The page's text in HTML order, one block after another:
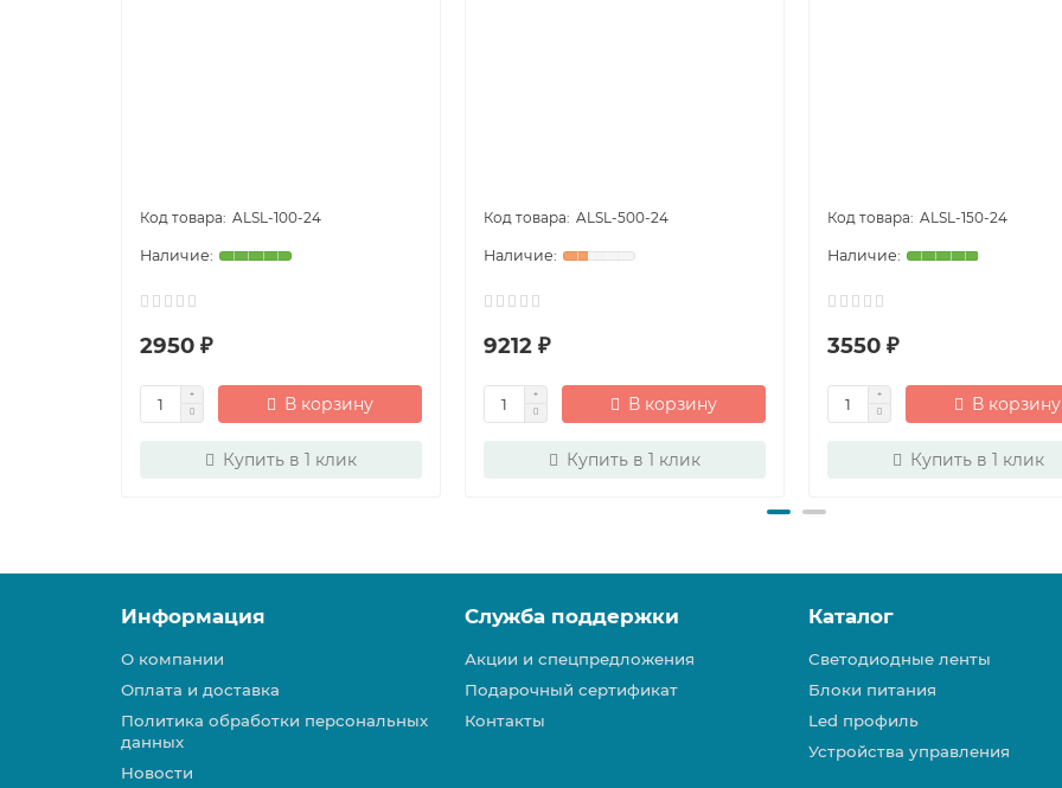
ALSL-100-24
2950 ₽
В корзину
Купить в 1 клик
ALSL-500-24
9212 ₽
В корзину
Купить в 1 клик
ALSL-150-24
3550 ₽
В корзину
Купить в 1 клик
Информация
О компании
Оплата и доставка
Политика обработки персональных
данных
Новости
Служба поддержки
Акции и спецпредложения
Подарочный сертификат
Контакты
Каталог
Светодиодные ленты
Блоки питания
Led профиль
Устройства управления